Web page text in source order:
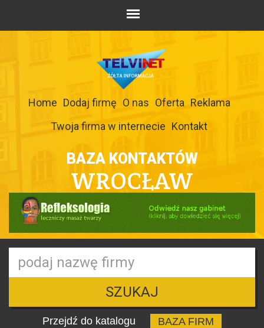
Home Dodaj firmę O nas Oferta Reklama
Twoja firma w internecie Kontakt
BAZA KONTAKTÓW
WROCŁAW
SZUKAJ
Przejdź do katalogu
BAZA FIRM